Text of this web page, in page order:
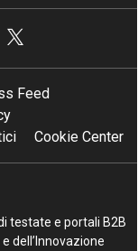
Feed
Cookie Center
testate e portali B2B
dell’Innovazione